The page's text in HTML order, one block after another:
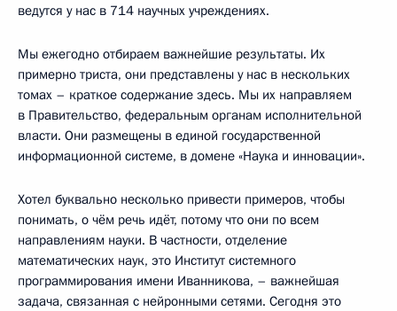
ведутся у нас в 714 научных учреждениях.
Мы ежегодно отбираем важнейшие результаты. Их
примерно триста, они представлены у нас в нескольких
томах – краткое содержание здесь. Мы их направляем
в Правительство, федеральным органам исполнительной
власти. Они размещены в единой государственной
информационной системе, в домене «Наука и инновации».
Хотел буквально несколько привести примеров, чтобы
понимать, о чём речь идёт, потому что они по всем
направлениям науки. В частности, отделение
математических наук, это Институт системного
программирования имени Иванникова, – важнейшая
задача, связанная с нейронными сетями. Сегодня это